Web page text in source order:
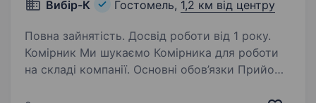
Вибір-К Гостомель, 1,2 км від центру
Повна зайнятість. Досвід роботи від 1 року.
Комірник Ми шукаємо Комірника для роботи
на складі компанії. Основні обов’язки Прийом,